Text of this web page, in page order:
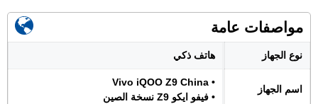
مواصفات عامة
نوع الجهاز هاتف ذكي
اسم الجهاز
• Vivo iQOO Z9 China
• فيفو ايكو Z9 نسخة الصين